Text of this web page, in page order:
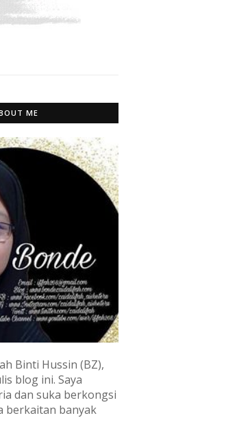
ME
Binti Hussin (BZ),
blog ini. Saya
dan suka berkongsi
berkaitan banyak